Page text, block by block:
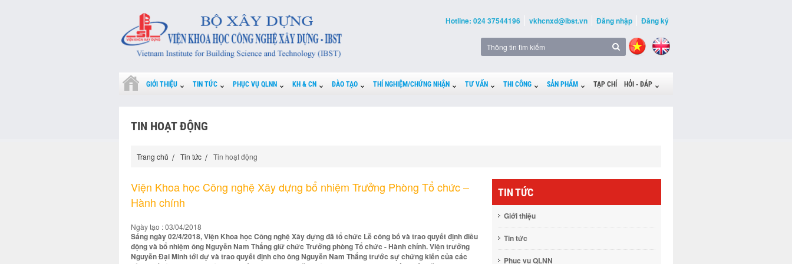
Hotline: 024 37544196 vkhcnxd@ibst.vn Đăng nhập Đăng ký
GIỚI THIỆU TIN TỨC PHỤC VỤ QLNN KH & CN ĐÀO TẠO THÍ NGHIỆM/CHỨNG NHẬN TƯ VẤN THI CÔNG SẢN PHẨM TẠP CHÍ HỎI - ĐÁP
TIN HOẠT ĐỘNG
Trang chủ Tin tức Tin hoạt động
Viện Khoa học Công nghệ Xây dựng bổ nhiệm Trưởng Phòng Tổ chức –
Hành chính
Ngày tạo : 03/04/2018
Sáng ngày 02/4/2018, Viện Khoa học Công nghệ Xây dựng đã tổ chức Lễ công bố và trao quyết định điều
động và bổ nhiệm ông Nguyễn Nam Thắng giữ chức Trưởng phòng Tổ chức - Hành chính. Viện trưởng
Nguyễn Đại Minh tới dự và trao quyết định cho ông Nguyễn Nam Thắng trước sự chứng kiến của các
TIN TỨC
Giới thiệu
Tin tức
Phục vụ QLNN